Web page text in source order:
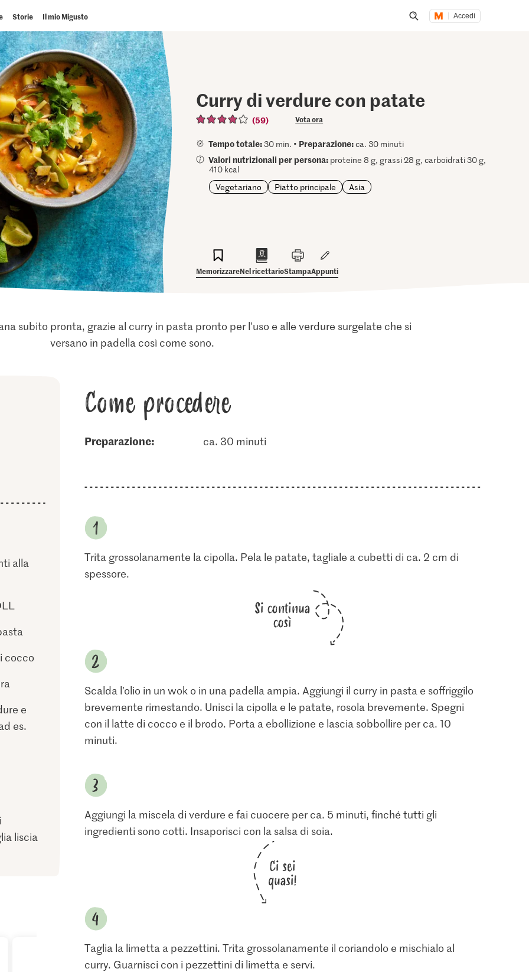
Storie Il mio Migusto Accedi
Curry di verdure con patate
(59) Vota ora
Tempo totale: 30 min. • Preparazione:ca. 30 minuti
Valori nutrizionali per persona: proteine 8 g, grassi 28 g, carboidrati 30 g,
410 kcal
Vegetariano
Piatto principale Asia
MemorizzareNel ricettarioStampaAppunti
subito pronta, grazie al curry in pasta pronto per l'uso e alle verdure surgelate che si
versano in padella così come sono.
alla
cocco
e
es.
liscia
Come procedere
Preparazione: ca. 30 minuti
Trita grossolanamente la cipolla. Pela le patate, tagliale a cubetti di ca. 2 cm di
spessore.
Si continua
così
Scalda l’olio in un wok o in una padella ampia. Aggiungi il curry in pasta e soffriggilo
brevemente rimestando. Unisci la cipolla e le patate, rosola brevemente. Spegni
con il latte di cocco e il brodo. Porta a ebollizione e lascia sobbollire per ca. 10
minuti.
Aggiungi la miscela di verdure e fai cuocere per ca. 5 minuti, finché tutti gli
ingredienti sono cotti. Insaporisci con la salsa di soia.
Ci sei
quasi!
Taglia la limetta a pezzettini. Trita grossolanamente il coriandolo e mischialo al
curry. Guarnisci con i pezzettini di limetta e servi.